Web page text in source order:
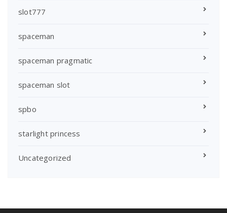
slot777
spaceman
spaceman pragmatic
spaceman slot
spbo
starlight princess
Uncategorized